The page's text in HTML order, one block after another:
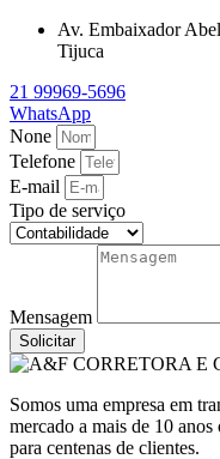
Av. Embaixador
Tijuca
21 99969-5696
WhatsApp
None
Telefone
E-mail
Tipo de serviço
Mensagem
Solicitar
Somos uma empresa em
mercado a mais de 10
para centenas de clientes.